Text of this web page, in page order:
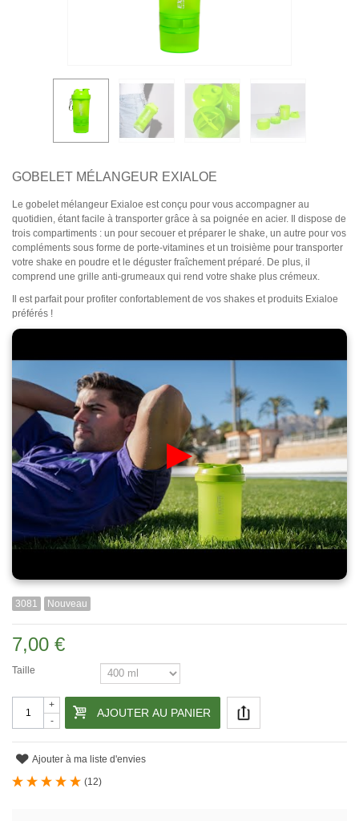
GOBELET MÉLANGEUR EXIALOE
Le gobelet mélangeur Exialoe est conçu pour vous accompagner au
quotidien, étant facile à transporter grâce à sa poignée en acier. Il dispose de
trois compartiments : un pour secouer et préparer le shake, un autre pour vos
compléments sous forme de porte-vitamines et un troisième pour transporter
votre shake en poudre et le déguster fraîchement préparé. De plus, il
comprend une grille anti-grumeaux qui rend votre shake plus crémeux.
Il est parfait pour profiter confortablement de vos shakes et produits Exialoe
préférés !
▶
3081 Nouveau
7,00 €
Taille
-
+
AJOUTER AU PANIER
Ajouter à ma liste d'envies
(12)